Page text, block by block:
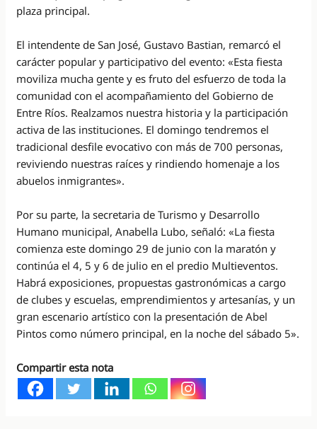
plaza principal.
El intendente de San José, Gustavo Bastian, remarcó el
carácter popular y participativo del evento: «Esta fiesta
moviliza mucha gente y es fruto del esfuerzo de toda la
comunidad con el acompañamiento del Gobierno de
Entre Ríos. Realzamos nuestra historia y la participación
activa de las instituciones. El domingo tendremos el
tradicional desfile evocativo con más de 700 personas,
reviviendo nuestras raíces y rindiendo homenaje a los
abuelos inmigrantes».
Por su parte, la secretaria de Turismo y Desarrollo
Humano municipal, Anabella Lubo, señaló: «La fiesta
comienza este domingo 29 de junio con la maratón y
continúa el 4, 5 y 6 de julio en el predio Multieventos.
Habrá exposiciones, propuestas gastronómicas a cargo
de clubes y escuelas, emprendimientos y artesanías, y un
gran escenario artístico con la presentación de Abel
Pintos como número principal, en la noche del sábado 5».
Compartir esta nota